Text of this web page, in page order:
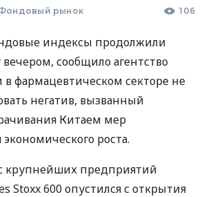
рынок 106
индексы продолжили
сообщило агентство
в фармацевтическом секторе не
негатив, вызванный
Китаем мер
роста.
крупнейших предприятий
Stoxx 600 опустился с открытия